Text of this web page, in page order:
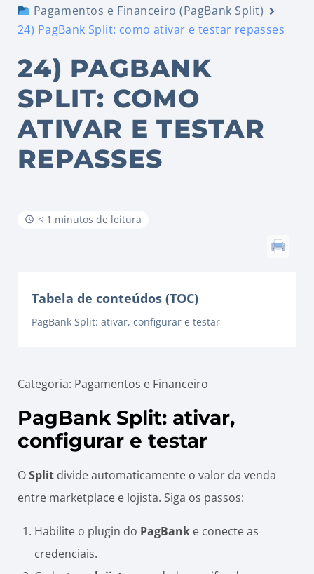
Pagamentos e Financeiro (PagBank Split)
24) PagBank Split: como ativar e testar repasses
24) PAGBANK
SPLIT: COMO
ATIVAR E TESTAR
REPASSES
< 1 minutos de leitura
Tabela de conteúdos (TOC)
PagBank Split: ativar, configurar e testar
Categoria: Pagamentos e Financeiro
PagBank Split: ativar,
configurar e testar
OSplit divide automaticamente o valor da venda
entre marketplace e lojista. Siga os passos:
Habilite o plugin do PagBank e conecte as
credenciais.